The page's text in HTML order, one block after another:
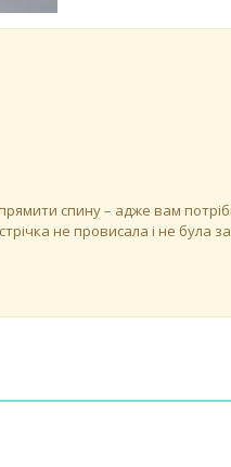
спину – адже вам
не провисала і не була